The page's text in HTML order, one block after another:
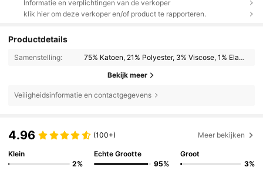
Informatie en verplichtingen van de verkoper
klik hier om deze verkoper en/of product te rapporteren.
Productdetails
Samenstelling: 75% Katoen, 21% Polyester, 3% Viscose, 1% Elastaan
Bekijk meer
Veiligheidsinformatie en contactgegevens
4.96 (100+) Meer bekijken
Klein
2%
Echte Grootte
95%
Groot
3%